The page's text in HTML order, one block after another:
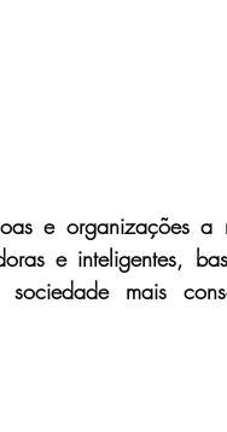
e organizações a
e inteligentes,
mais